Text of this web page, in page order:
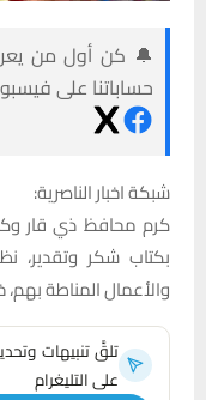
🔔 كن أول من يعرف
حساباتنا على
شبكة اخبار الناصرية:
كرم محافظ ذي قار
بكتاب شكر وتقدير،
والأعمال المناطة
تلقَّ تنبيهات
على التليغرام